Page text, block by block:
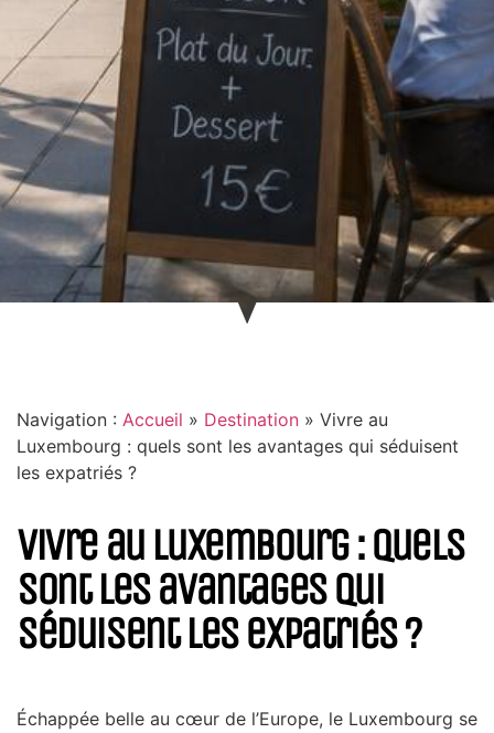
Navigation : Accueil » Destination » Vivre au
Luxembourg : quels sont les avantages qui séduisent
les expatriés ?
Vivre au Luxembourg : quels
sont les avantages qui
séduisent les expatriés ?
Échappée belle au cœur de l’Europe, le Luxembourg se